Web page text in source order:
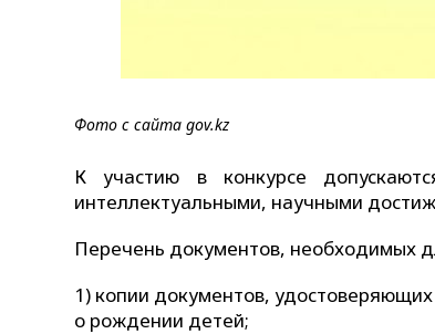
Фото с сайта gov.kz
К участию в конкурсе
интеллектуальными, научными
Перечень документов, необходимых
1) копии документов,
о рождении детей;